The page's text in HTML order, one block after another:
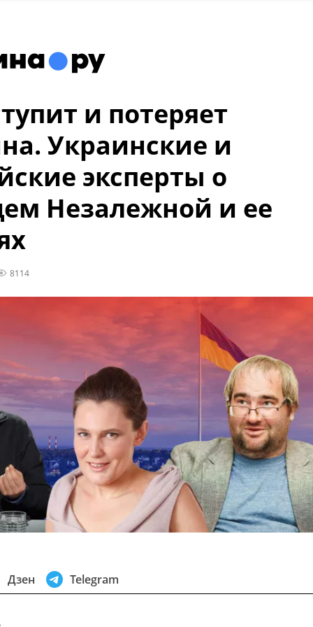
и потеряет
Украинские и
эксперты о
Незалежной и ее
8114
Дзен Telegram